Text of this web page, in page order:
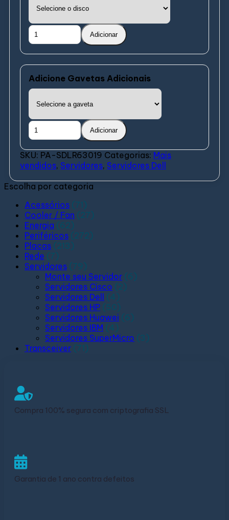
Adicionar
Adicione Gavetas Adicionais
Adicionar
SKU: PA-SDLR63019 Categorias: Mais
vendidos, Servidores, Servidores Dell
Escolha por categoria
Acessórios (71)
Cooler / Fan (27)
Energia (62)
Periféricos (272)
Placas (213)
Rede (7)
Servidores (79)
Monte seu Servidor (6)
Servidores Cisco (2)
Servidores Dell
(4)
Servidores HP (50)
Servidores Huawei (6)
Servidores IBM (4)
Servidores SuperMicro (3)
Transceiver (71)
Compra 100% segura com criptografia SSL
Garantia de 1 ano contra defeitos